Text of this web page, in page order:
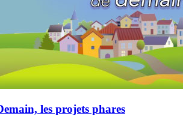
les projets phares